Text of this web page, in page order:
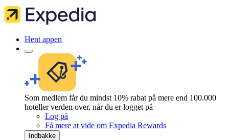
Hent appen
Som medlem får du mindst 10% rabat på mere end 100.000
hoteller verden over, når du er logget på
Log på
Få mere at vide om Expedia Rewards
Indbakke